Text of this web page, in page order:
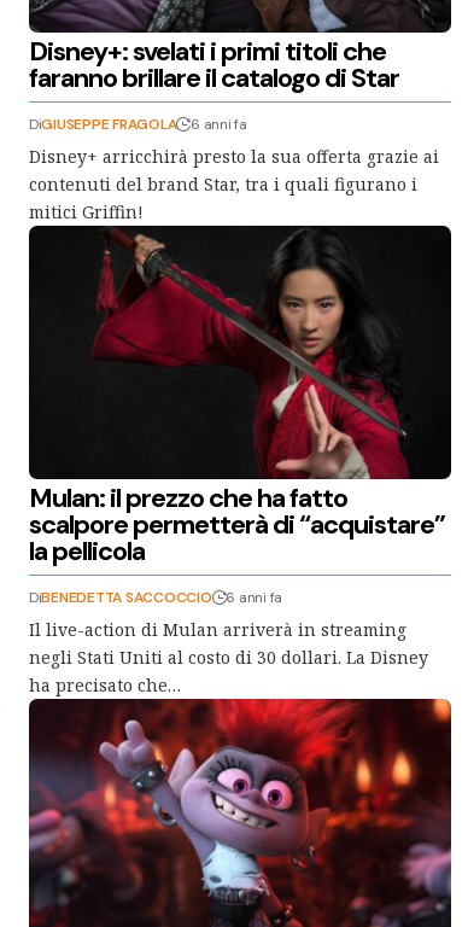
Disney+: svelati i primi titoli che
faranno brillare il catalogo di Star
DiGIUSEPPE FRAGOLA 6 anni fa
Disney+ arricchirà presto la sua offerta grazie ai
contenuti del brand Star, tra i quali figurano i
mitici Griffin!
Mulan: il prezzo che ha fatto
scalpore permetterà di “acquistare”
la pellicola
DiBENEDETTA SACCOCCIO 6 anni fa
Il live-action di Mulan arriverà in streaming
negli Stati Uniti al costo di 30 dollari. La Disney
ha precisato che…